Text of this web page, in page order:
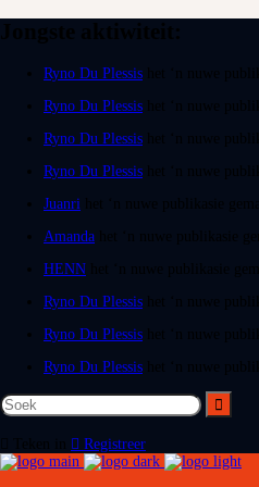
Ryno Du Plessis
Ryno Du Plessis
Ryno Du Plessis
Ryno Du Plessis
Juanri
Amanda
HENN
Ryno Du Plessis
Ryno Du Plessis
Ryno Du Plessis
Registreer